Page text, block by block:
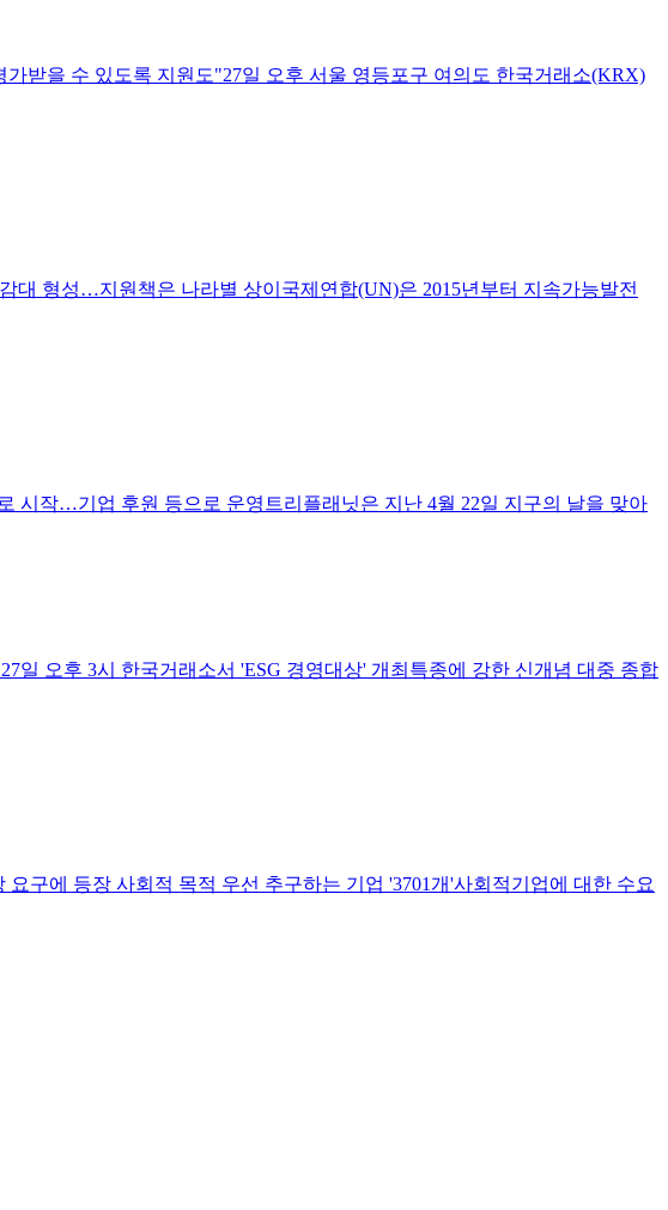
가받을 수 있도록 지원도"27일 오후 서울 영등포구 여의도 한국거래소(KRX)
대 형성…지원책은 나라별 상이국제연합(UN)은 2015년부터 지속가능발전
시작…기업 후원 등으로 운영트리플래닛은 지난 4월 22일 지구의 날을 맞아
일 오후 3시 한국거래소서 'ESG 경영대상' 개최특종에 강한 신개념 대중 종합
요구에 등장 사회적 목적 우선 추구하는 기업 '3701개'사회적기업에 대한 수요